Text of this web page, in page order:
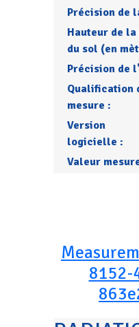
Précision de
Hauteur de
du sol (en
Précision de
Qualification
mesure :
Version
logicielle :
Valeur
8152-